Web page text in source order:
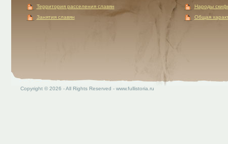
Территория расселения славян
Занятия славян
Народы
Общая
Copyright © 2026 - All Rights Reserved - www.fullistoria.ru